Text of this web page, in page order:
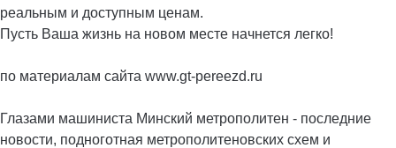
реальным и доступным ценам.
Пусть Ваша жизнь на новом месте начнется легко!
по материалам сайта www.gt-pereezd.ru
Глазами машиниста Минский метрополитен - последние
новости, подноготная метрополитеновских схем и